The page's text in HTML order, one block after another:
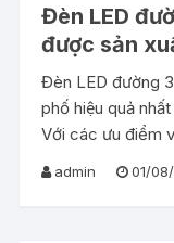
Đèn LED
được sản
Đèn LED đường
phố hiệu quả
Với các ưu điểm
admin 01/